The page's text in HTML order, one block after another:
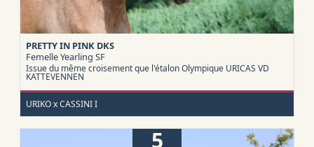
PRETTY IN PINK DKS
Femelle Yearling SF
Issue du même croisement que l'étalon Olympique URICAS VD
KATTEVENNEN
URIKO x CASSINI I
5